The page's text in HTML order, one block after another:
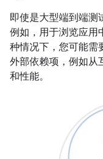
即使是大型端到端测
例如，用于浏览应用
种情况下，您可能需
外部依赖项，例如从
和性能。